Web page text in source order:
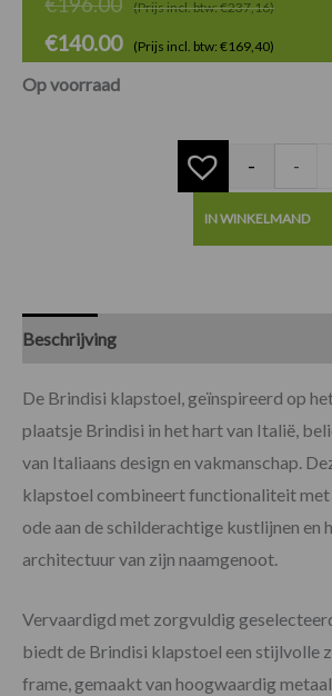
(Prijs incl. btw: €237,16)
€140.00 (Prijs incl. btw: €169,40)
Op voorraad
- -
IN WINKELMAND
Beschrijving
De Brindisi klapstoel, geïnspireerd op
plaatsje Brindisi in het hart van Italië,
van Italiaans design en vakmanschap.
klapstoel combineert functionaliteit met
ode aan de schilderachtige kustlijnen en
architectuur van zijn naamgenoot.
Vervaardigd met zorgvuldig
biedt de Brindisi klapstoel een stijlvolle
frame, gemaakt van hoogwaardig